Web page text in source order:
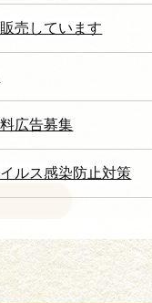
売しています
広告募集
ルス感染防止対策